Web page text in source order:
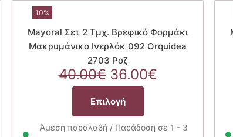
10%
Mayoral Σετ 2 Τμχ. Βρεφικό Φορμάκι
Μακρυμάνικο Ινερλόκ 092 Orquidea
2703 Ροζ
40.00€ Original
price
was:
40.00€.
36.00€Η
36.00€.
Επιλογή
Αυτό
προϊόν
έχει
Άμεση παραλαβή / Παράδοση σε 1 - 3